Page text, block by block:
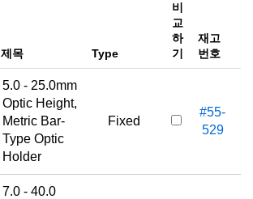
제목 Type
비
교
하
기
재고
번호
5.0 - 25.0mm
Optic Height,
Metric Bar-
Type Optic
Holder
Fixed
#55-
529
7.0 - 40.0